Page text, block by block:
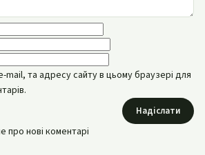
mail, та адресу сайту в цьому браузері для
Надіслати
про нові коментарі